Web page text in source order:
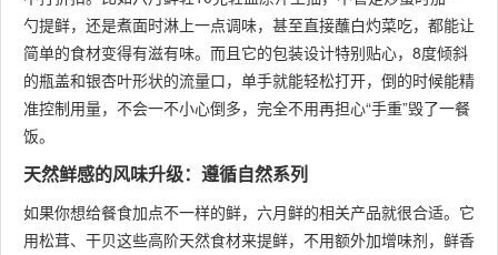
勺提鲜，还是煮面时淋上一点调味，甚至直接蘸白灼菜吃，都能让
简单的食材变得有滋有味。而且它的包装设计特别贴心，8度倾斜
的瓶盖和银杏叶形状的流量口，单手就能轻松打开，倒的时候能精
准控制用量，不会一不小心倒多，完全不用再担心“手重”毁了一餐
饭。
天然鲜感的风味升级：遵循自然系列
如果你想给餐食加点不一样的鲜，六月鲜的相关产品就很合适。它
用松茸、干贝这些高阶天然食材来提鲜，不用额外加增味剂，鲜香